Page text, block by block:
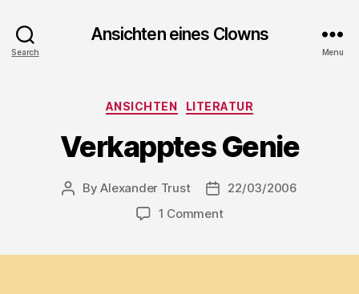
Search
Ansichten eines Clowns
Menu
Categories
ANSICHTEN LITERATUR
Verkapptes Genie
PostByAlexander Trust
Post22/03/2006
1 Commenton